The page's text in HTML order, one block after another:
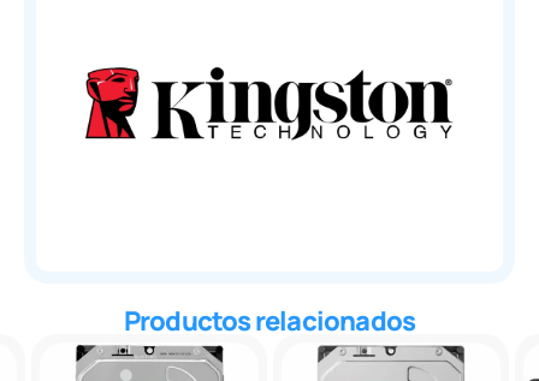
Productos relacionados